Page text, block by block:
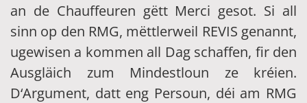
an de Chauffeuren gëtt Merci gesot. Si all
sinn op den RMG, mëttlerweil REVIS genannt,
ugewisen a kommen all Dag schaffen, fir den
Ausgläich zum Mindestloun ze kréien.
D‘Argument, datt eng Persoun, déi am RMG